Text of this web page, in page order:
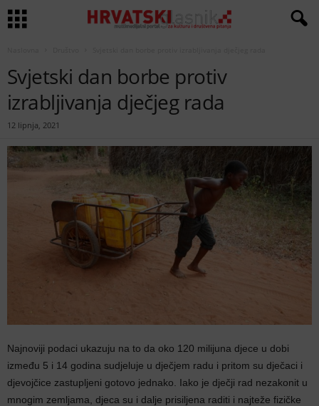
Svjetski dan borbe protiv
izrabljivanja dječjeg rada
12 lipnja, 2021
Najnoviji podaci ukazuju na to da oko 120 milijuna djece u dobi
između 5 i 14 godina sudjeluje u dječjem radu i pritom su dječaci i
djevojčice zastupljeni gotovo jednako. Iako je dječji rad nezakonit u
mnogim zemljama, djeca su i dalje prisiljena raditi i najteže fizičke